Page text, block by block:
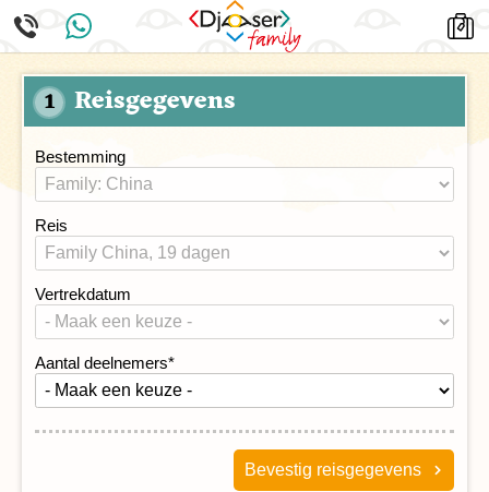
1 Reisgegevens
Bestemming
Reis
Vertrekdatum
Aantal deelnemers*
Bevestig reisgegevens